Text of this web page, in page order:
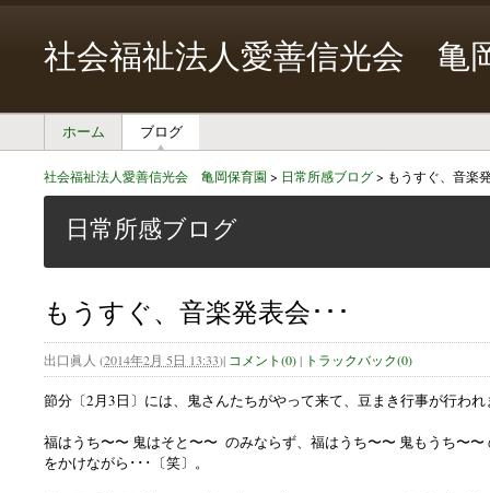
社会福祉法人愛善信光会 亀
ホーム ブログ
社会福祉法人愛善信光会 亀岡保育園 > 日常所感ブログ> もうすぐ、音楽
日常所感ブログ
もうすぐ、音楽発表会･･･
出口眞人 (2014年2月 5日 13:33)| コメント(0)| トラックバック(0)
節分〔2月3日〕には、鬼さんたちがやって来て、豆まき行事が行われ
福はうち〜〜 鬼はそと〜〜 のみならず、福はうち〜〜 鬼もうち〜〜
をかけながら･･･〔笑〕。